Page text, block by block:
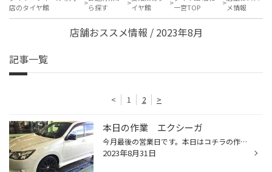
店のタイヤ館
ら探す
イヤ館
一宮TOP
メ情報
店舗おススメ情報 / 2023年8月
記事一覧
< 1 2 >
本日の作業 エクシーガ
今月最後の営業日です。本日はコチラの作業を行いました。 車はエクシーガ装着タイヤはコチラです。 ブリヂストン製スタンダードエコタイヤ前モデル、エコピアNH100です。 コチラの商品を当店ではアウトレット品としてサイズ数量限定で販売しております。 当店でアウトレット品とは、新品タイヤでは...
2023年8月31日